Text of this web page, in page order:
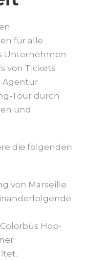
für alle
Unternehmen
von Tickets
Agentur
Tour durch
und
die folgenden
von Marseille
Hop-